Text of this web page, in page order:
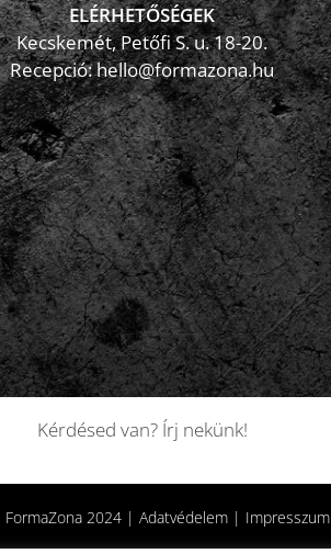
ELÉRHETŐSÉGEK
Kecskemét, Petőfi S. u. 18-20.
Recepció: hello@formazona.hu
Kérdésed van? Írj nekünk!
2024 | Adatvédelem | Impresszum